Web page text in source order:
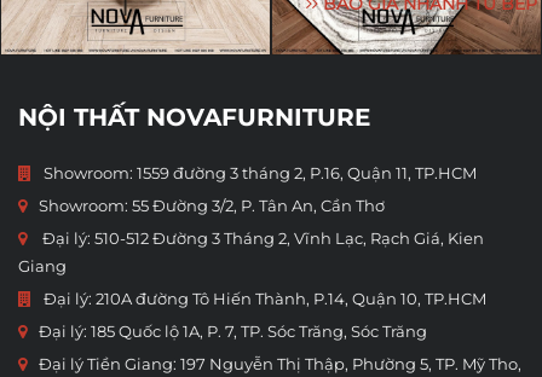
NỘI THẤT NOVAFURNITURE
Showroom: 1559 đường 3 tháng 2, P.16, Quận 11, TP.HCM
Showroom: 55 Đường 3/2, P. Tân An, Cần Thơ
Đại lý: 510-512 Đường 3 Tháng 2, Vĩnh Lạc, Rạch Giá, Kien
Giang
Đại lý: 210A đường Tô Hiến Thành, P.14, Quận 10, TP.HCM
Đại lý: 185 Quốc lộ 1A, P. 7, TP. Sóc Trăng, Sóc Trăng
Đại lý Tiền Giang: 197 Nguyễn Thị Thập, Phường 5, TP. Mỹ Tho,